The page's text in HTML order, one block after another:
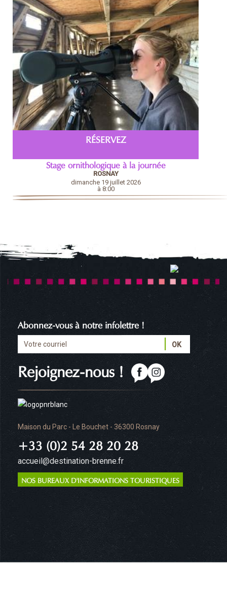
RÉSERVEZ
Stage ornithologique à la journée
ROSNAY
dimanche 19 juillet 2026
à 8:00
Maison du Parc - Le Bouchet - 36300 Rosnay
+33 (0)2 54 28 20 28
accueil@destination-brenne.fr
NOS BUREAUX D'INFORMATIONS TOURISTIQUES
Rejoignez-nous !
Abonnez-vous à notre infolettre !